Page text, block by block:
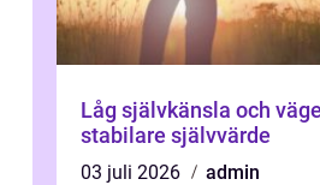
Låg självkänsla och
stabilare självvärde
03 juli 2026
admin